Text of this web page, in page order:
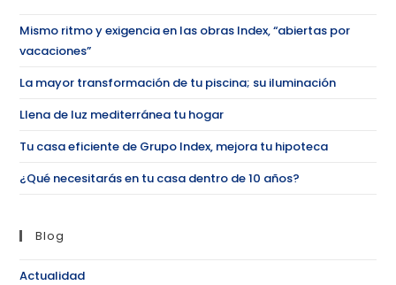
Mismo ritmo y exigencia en las obras Index, “abiertas por
vacaciones”
La mayor transformación de tu piscina; su iluminación
Llena de luz mediterránea tu hogar
Tu casa eficiente de Grupo Index, mejora tu hipoteca
¿Qué necesitarás en tu casa dentro de 10 años?
Blog
Actualidad